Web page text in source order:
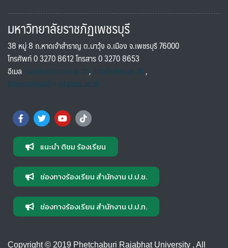
มหาวิทยาลัยราชภัฏเพชรบุรี
38 หมู่ 8 ถ.หาดเจ้าสำราญ ต.นาวุ้ง อ.เมือง จ.เพชรบุรี 76000
โทรศัพท์ 0 3270 8612 โทรสาร 0 3270 8653
อีเมล saraban@pbru.ac.th, info@pbru.ac.th,
international@mail.pbru.ac.th
แนะนำ ติชม ร้องเรียน
ช่องทางร้องเรียน สำนักงาน ป.ป.ช.
ช่องทางร้องเรียน สำนักงาน ป.ป.ท.
Copyright © 2019 Phetchaburi Rajabhat University , All